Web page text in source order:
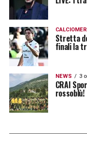
forte ed è
Sapevamo che
volevamo
la cosa più bella
svantaggio».
LEGGI ANCHE:
Cagliari e
Stretta
finali la
NEWS 3
CRAI
rossoblù!